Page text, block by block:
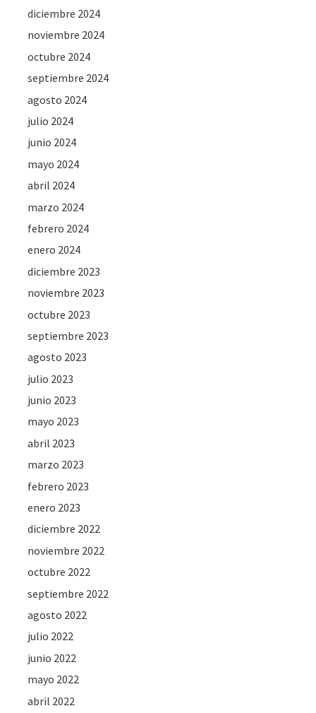
diciembre 2024
noviembre 2024
octubre 2024
septiembre 2024
agosto 2024
julio 2024
junio 2024
mayo 2024
abril 2024
marzo 2024
febrero 2024
enero 2024
diciembre 2023
noviembre 2023
octubre 2023
septiembre 2023
agosto 2023
julio 2023
junio 2023
mayo 2023
abril 2023
marzo 2023
febrero 2023
enero 2023
diciembre 2022
noviembre 2022
octubre 2022
septiembre 2022
agosto 2022
julio 2022
junio 2022
mayo 2022
abril 2022